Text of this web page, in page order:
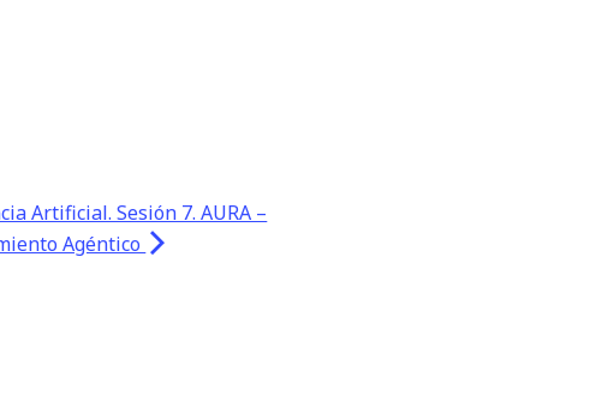
Artificial. Sesión 7. AURA –
Agéntico